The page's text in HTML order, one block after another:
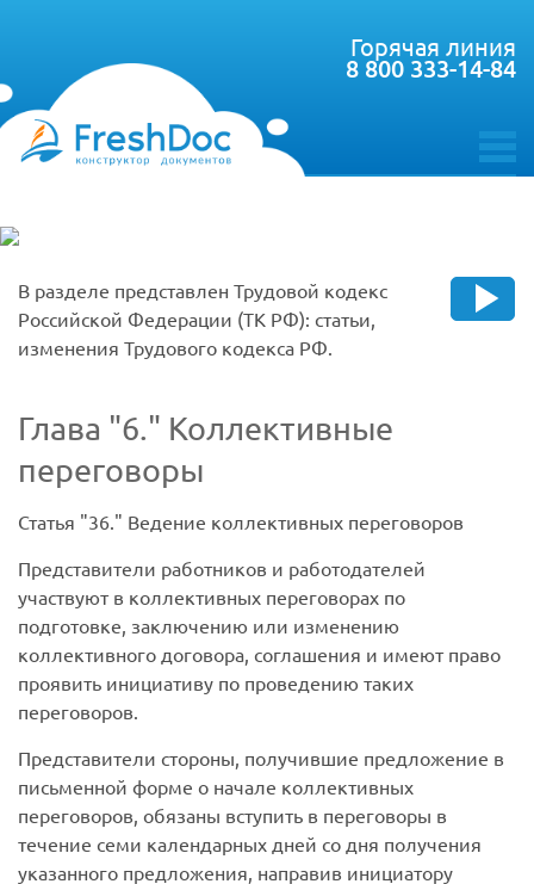
toggle
Горячая линия
8 800 333-14-84
В разделе представлен Трудовой кодекс
Российской Федерации (ТК РФ): статьи,
изменения Трудового кодекса РФ.
Глава 6.
Коллективные
переговоры
Статья 36.
Ведение коллективных переговоров
Представители работников и работодателей
участвуют в коллективных переговорах по
подготовке, заключению или изменению
коллективного договора, соглашения и имеют право
проявить инициативу по проведению таких
переговоров.
Представители стороны, получившие предложение в
письменной форме о начале коллективных
переговоров, обязаны вступить в переговоры в
течение семи календарных дней со дня получения
указанного предложения, направив инициатору